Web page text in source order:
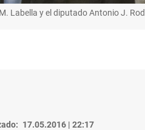
Labella y el diputado Antonio J.
17.05.2016 | 22:17